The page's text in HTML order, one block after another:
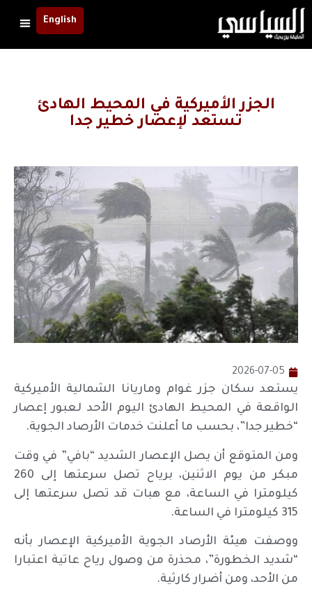
English
الجزر الأميركية في المحيط الهادئ
تستعد لإعصار خطير جدا
2026-07-05
يستعد سكان جزر غوام وماريانا الشمالية الأميركية
الواقعة في المحيط الهادئ اليوم الأحد لعبور إعصار
“خطير جدا”، بحسب ما أعلنت خدمات الأرصاد الجوية.
ومن المتوقع أن يصل الإعصار الشديد “بافي” في وقت
مبكر من يوم الاثنين، برياح تصل سرعتها إلى 260
كيلومترا في الساعة، مع هبات قد تصل سرعتها إلى
315 كيلومترا في الساعة.
ووصفت هيئة الأرصاد الجوية الأميركية الإعصار بأنه
“شديد الخطورة”، محذرة من وصول رياح عاتية اعتبارا
من الأحد، ومن أضرار كارثية.